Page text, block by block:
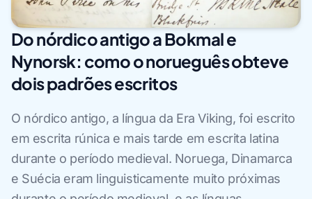
Do nórdico antigo a Bokmal e
Nynorsk: como o norueguês obteve
dois padrões escritos
O nórdico antigo, a língua da Era Viking, foi escrito
em escrita rúnica e mais tarde em escrita latina
durante o período medieval. Noruega, Dinamarca
e Suécia eram linguisticamente muito próximas